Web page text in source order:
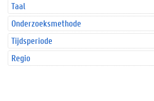
Taal
Onderzoeksmethode
Tijdsperiode
Regio